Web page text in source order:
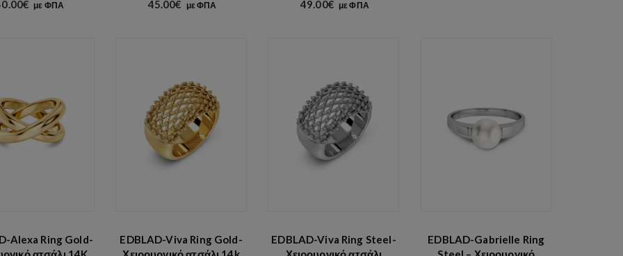
€ με ΦΠΑ
45.00€ με ΦΠΑ
49.00€ με ΦΠΑ
Alexa Ring Gold-
EDBLAD-Viva Ring Gold-
EDBLAD-Viva Ring Steel-
EDBLAD-Gabrielle Ring